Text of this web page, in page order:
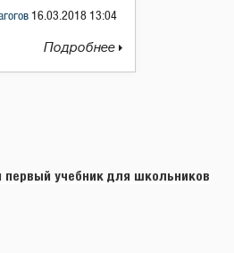
16.03.2018 13:04
Подробнее
первый учебник для школьников